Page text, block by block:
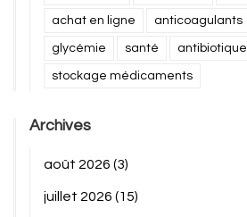
achat en ligne anticoagulants
glycémie santé antibiotique
stockage médicaments
Archives
août 2026 (3)
juillet 2026 (15)